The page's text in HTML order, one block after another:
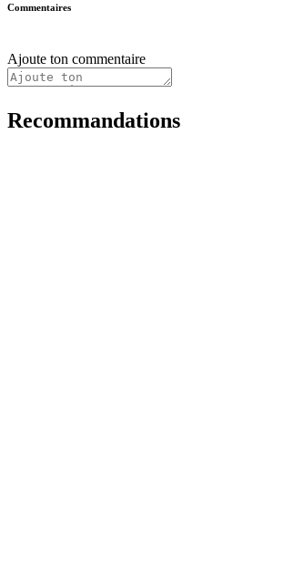
Commentaires
Ajoute ton commentaire
Recommandations